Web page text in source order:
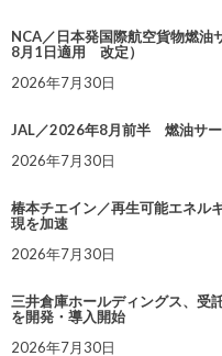
NCA／日本発国際航空貨物燃
8月1日適用 改定）
2026年7月30日
JAL／2026年8月前半 燃油サー
2026年7月30日
椿本チエイン／再生可能エネル
現を加速
2026年7月30日
三井倉庫ホールディングス、受
を開発・導入開始
2026年7月30日